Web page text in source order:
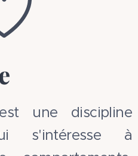
une discipline
s'intéresse à